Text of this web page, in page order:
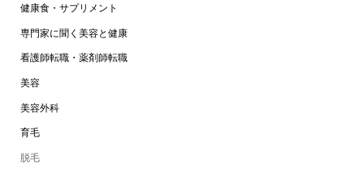
健康食・サプリメント
専門家に聞く美容と健康
看護師転職・薬剤師転職
美容
美容外科
育毛
脱毛